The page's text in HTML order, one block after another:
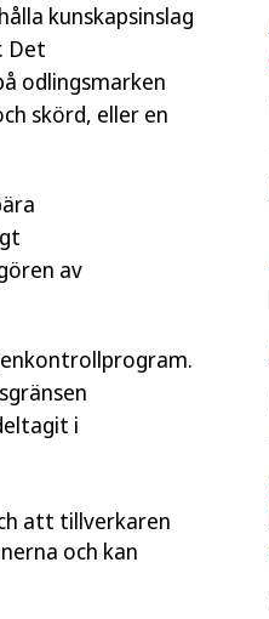
kunskapsinslag
Det
odlingsmarken
skörd, eller en
av
i
att tillverkaren
och kan